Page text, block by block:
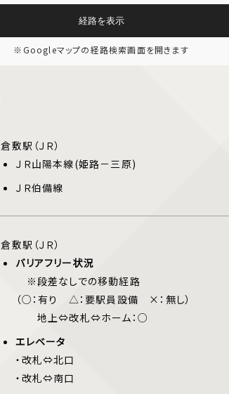
経路を表示
※Googleマップの経路検索画面を開きます
倉敷駅（ＪＲ）
ＪＲ山陽本線(姫路－三原)
ＪＲ伯備線
倉敷駅（ＪＲ）
バリアフリー状況
※段差なしでの移動経路
（○：有り △：要駅員設備 ×：無し）
地上⇔改札⇔ホーム：○
エレベータ
・改札⇔北口
・改札⇔南口